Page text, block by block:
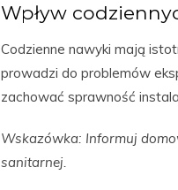
Wpływ
Codzienne nawyki mają
prowadzi do problemów
zachować sprawność
Wskazówka: Informuj
sanitarnej.